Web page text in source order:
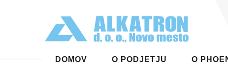
DOMOV O PODJETJU O